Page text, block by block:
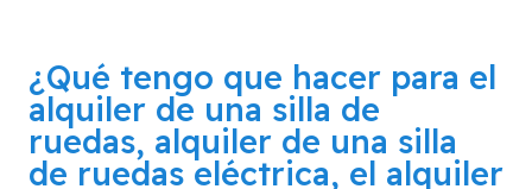
¿Qué tengo que hacer para el
alquiler de una silla de
ruedas, alquiler de una silla
de ruedas eléctrica, el alquiler